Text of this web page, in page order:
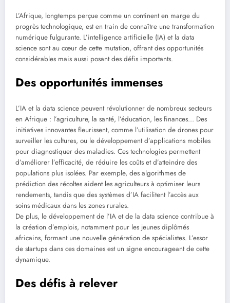
L’Afrique, longtemps perçue comme un continent en marge du
progrès technologique, est en train de connaître une transformation
numérique fulgurante. L’intelligence artificielle (IA) et la data
science sont au cœur de cette mutation, offrant des opportunités
considérables mais aussi posant des défis importants.
Des opportunités immenses
L’IA et la data science peuvent révolutionner de nombreux secteurs
en Afrique : l’agriculture, la santé, l’éducation, les finances… Des
initiatives innovantes fleurissent, comme l’utilisation de drones pour
surveiller les cultures, ou le développement d’applications mobiles
pour diagnostiquer des maladies. Ces technologies permettent
d’améliorer l’efficacité, de réduire les coûts et d’atteindre des
populations plus isolées. Par exemple, des algorithmes de
prédiction des récoltes aident les agriculteurs à optimiser leurs
rendements, tandis que des systèmes d’IA facilitent l’accès aux
soins médicaux dans les zones rurales.
De plus, le développement de l’IA et de la data science contribue à
la création d’emplois, notamment pour les jeunes diplômés
africains, formant une nouvelle génération de spécialistes. L’essor
de startups dans ces domaines est un signe encourageant de cette
dynamique.
Des défis à relever